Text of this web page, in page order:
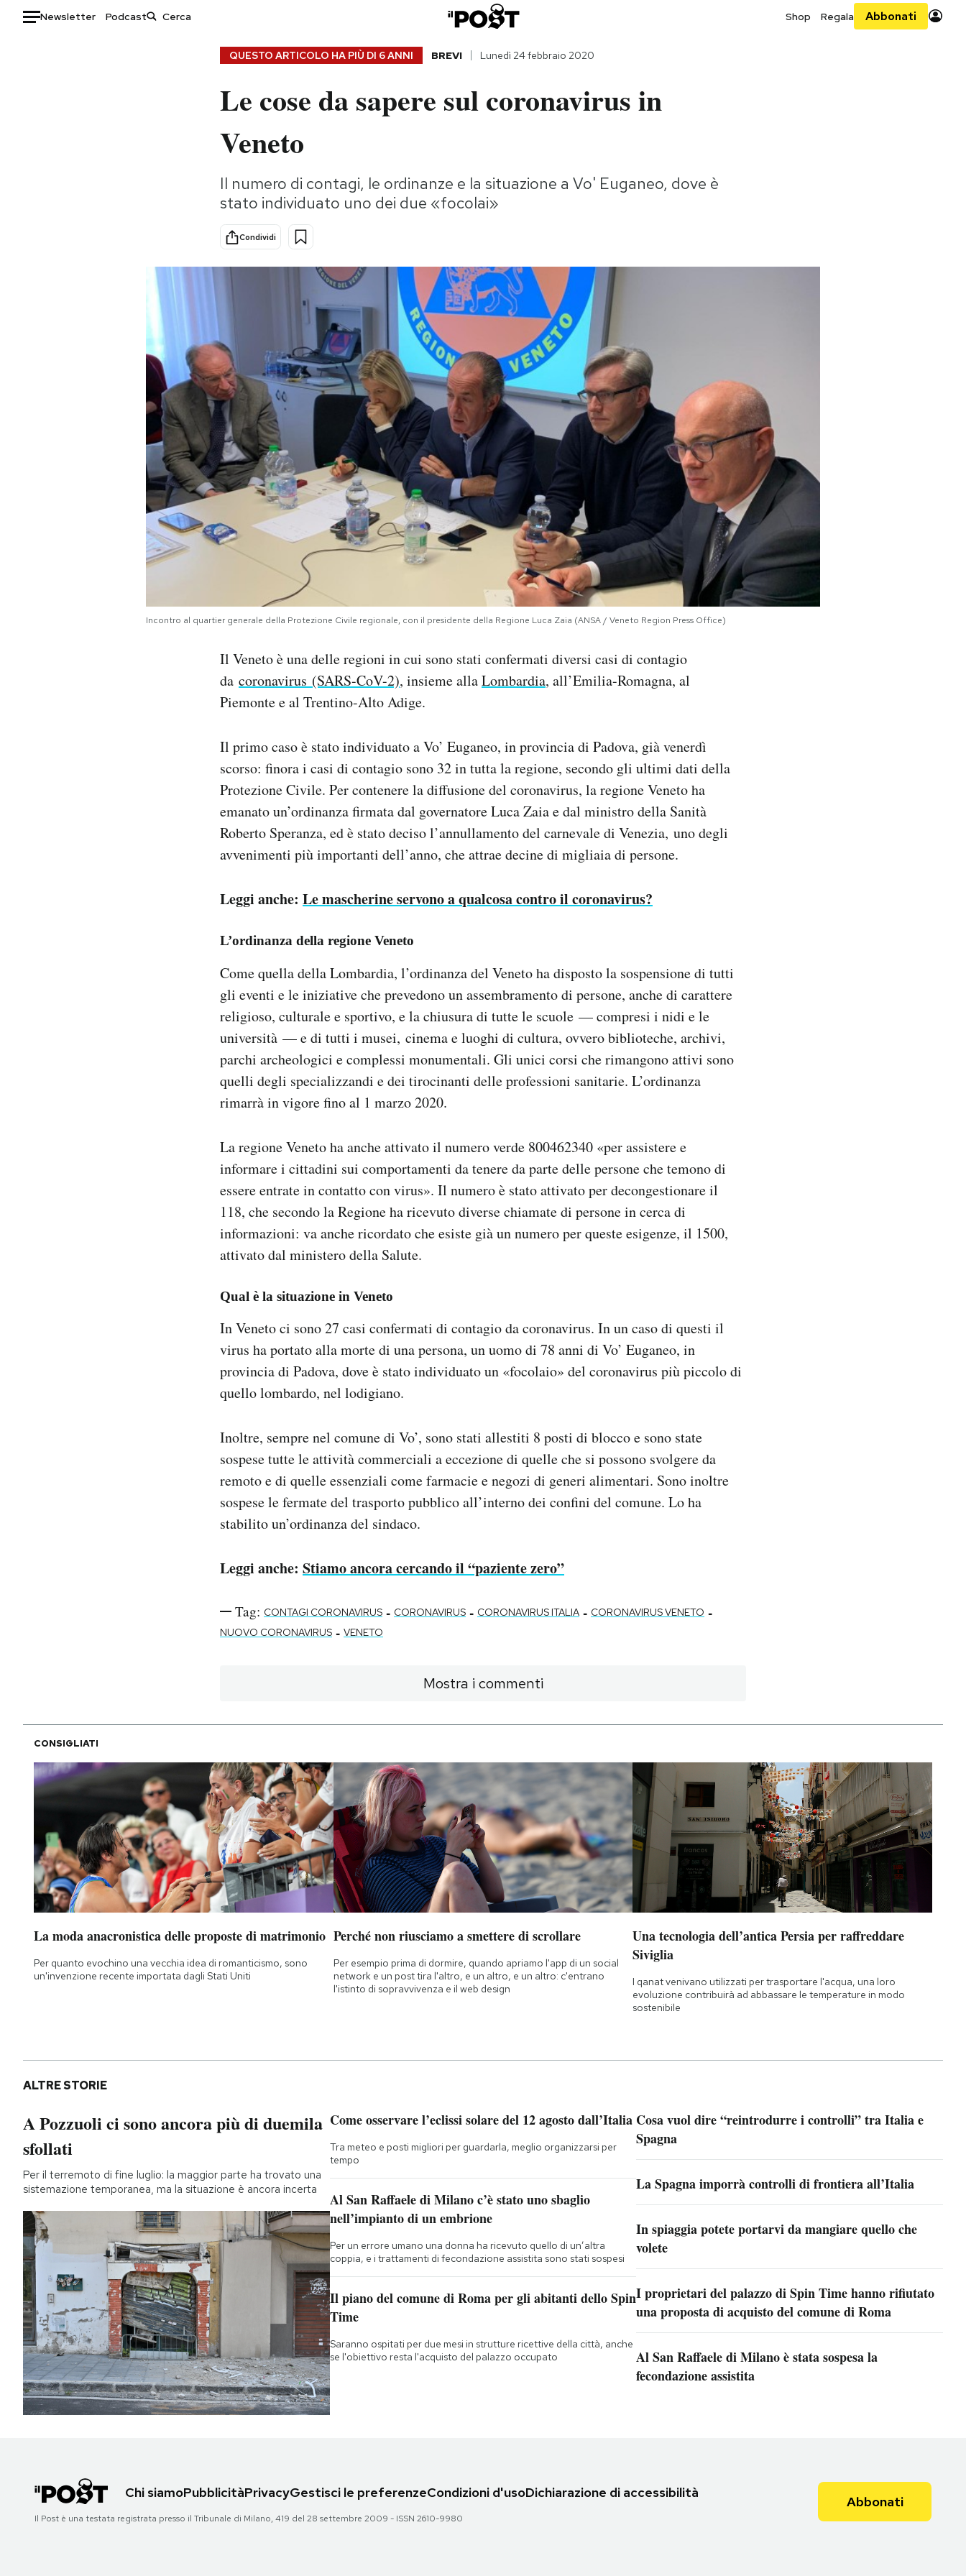
Newsletter Podcast Shop Regala Abbonati
Ok Boomer!
Altrecose
Mondiali calcio 2026
QUESTO ARTICOLO HA PIÙ DI 6 ANNI BREVI Lunedì 24 febbraio 2020
Le cose da sapere sul coronavirus in
Veneto
Il numero di contagi, le ordinanze e la situazione a Vo' Euganeo, dove è
stato individuato uno dei due «focolai»
Condividi
Incontro al quartier generale della Protezione Civile regionale, con il presidente della Regione Luca Zaia (ANSA / Veneto Region Press Office)
Il Veneto è una delle regioni in cui sono stati confermati diversi casi di contagio
da coronavirus (SARS-CoV-2), insieme allaLombardia, all’Emilia-Romagna, al
Piemonte e al Trentino-Alto Adige.
Il primo caso è stato individuato a Vo’ Euganeo, in provincia di Padova, già venerdì
scorso: finora i casi di contagio sono 32 in tutta la regione, secondo gli ultimi dati della
Protezione Civile. Per contenere la diffusione del coronavirus, la regione Veneto ha
emanato un’ordinanza firmata dal governatore Luca Zaia e dal ministro della Sanità
Roberto Speranza, ed è stato deciso l’annullamento del carnevale di Venezia, uno degli
avvenimenti più importanti dell’anno, che attrae decine di migliaia di persone.
Leggi anche: Le mascherine servono a qualcosa contro il coronavirus?
L’ordinanza della regione Veneto
Come quella della Lombardia, l’ordinanza del Veneto ha disposto la sospensione di tutti
gli eventi e le iniziative che prevedono un assembramento di persone, anche di carattere
religioso, culturale e sportivo, e la chiusura di tutte le scuole — compresi i nidi e le
università — e di tutti i musei, cinema e luoghi di cultura, ovvero biblioteche, archivi,
parchi archeologici e complessi monumentali. Gli unici corsi che rimangono attivi sono
quelli degli specializzandi e dei tirocinanti delle professioni sanitarie. L’ordinanza
rimarrà in vigore fino al 1 marzo 2020.
La regione Veneto ha anche attivato il numero verde 800462340 «per assistere e
informare i cittadini sui comportamenti da tenere da parte delle persone che temono di
essere entrate in contatto con virus». Il numero è stato attivato per decongestionare il
118, che secondo la Regione ha ricevuto diverse chiamate di persone in cerca di
informazioni: va anche ricordato che esiste già un numero per queste esigenze, il 1500,
attivato dal ministero della Salute.
Qual è la situazione in Veneto
In Veneto ci sono 27 casi confermati di contagio da coronavirus. In un caso di questi il
virus ha portato alla morte di una persona, un uomo di 78 anni di Vo’ Euganeo, in
provincia di Padova, dove è stato individuato un «focolaio» del coronavirus più piccolo di
quello lombardo, nel lodigiano.
Inoltre, sempre nel comune di Vo’, sono stati allestiti 8 posti di blocco e sono state
sospese tutte le attività commerciali a eccezione di quelle che si possono svolgere da
remoto e di quelle essenziali come farmacie e negozi di generi alimentari. Sono inoltre
sospese le fermate del trasporto pubblico all’interno dei confini del comune. Lo ha
stabilito un’ordinanza del sindaco.
Leggi anche: Stiamo ancora cercando il “paziente zero”
Tag: CONTAGI CORONAVIRUS - CORONAVIRUS - CORONAVIRUS ITALIA - CORONAVIRUS VENETO -
NUOVO CORONAVIRUS - VENETO
Mostra i commenti
CONSIGLIATI
La moda anacronistica delle proposte di matrimonio
Per quanto evochino una vecchia idea di romanticismo, sono
un'invenzione recente importata dagli Stati Uniti
Perché non riusciamo a smettere di scrollare
Per esempio prima di dormire, quando apriamo l'app di un social
network e un post tira l'altro, e un altro, e un altro: c'entrano
l'istinto di sopravvivenza e il web design
Una tecnologia dell’antica Persia per raffreddare
Siviglia
I qanat venivano utilizzati per trasportare l'acqua, una loro
evoluzione contribuirà ad abbassare le temperature in modo
sostenibile
ALTRE STORIE
A Pozzuoli ci sono ancora più di duemila
sfollati
Per il terremoto di fine luglio: la maggior parte ha trovato una
sistemazione temporanea, ma la situazione è ancora incerta
Come osservare l’eclissi solare del 12 agosto dall’Italia
Tra meteo e posti migliori per guardarla, meglio organizzarsi per
tempo
Al San Raffaele di Milano c’è stato uno sbaglio
nell’impianto di un embrione
Per un errore umano una donna ha ricevuto quello di un’altra
coppia, e i trattamenti di fecondazione assistita sono stati sospesi
Il piano del comune di Roma per gli abitanti dello Spin
Time
Saranno ospitati per due mesi in strutture ricettive della città, anche
se l'obiettivo resta l'acquisto del palazzo occupato
Cosa vuol dire “reintrodurre i controlli” tra Italia e
Spagna
La Spagna imporrà controlli di frontiera all’Italia
In spiaggia potete portarvi da mangiare quello che
volete
I proprietari del palazzo di Spin Time hanno rifiutato
una proposta di acquisto del comune di Roma
Al San Raffaele di Milano è stata sospesa la
fecondazione assistita
Chi siamoPubblicitàPrivacyGestisci le preferenzeCondizioni d'usoDichiarazione di accessibilità
Il Post è una testata registrata presso il Tribunale di Milano, 419 del 28 settembre 2009 - ISSN 2610-9980
Abbonati